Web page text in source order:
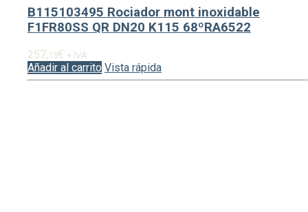
B115103495 Rociador mont inoxidable
F1FR80SS QR DN20 K115 68ºRA6522
257,15€ + IVA
Añadir al carrito Vista rápida